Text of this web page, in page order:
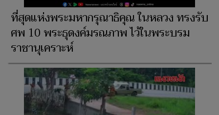
ที่สุดแห่งพระมหากรุณาธิคุณ ในหลวง ทรงรับ
ศพ 10 พระธุดงค์มรณภาพ ไว้ในพระบรม
ราชานุเคราะห์